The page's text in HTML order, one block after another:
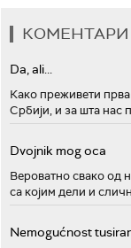
КОМЕНТАРИ
Da, ali...
Како преживети
Србији, и за шта нас
Dvojnik mog oca
Вероватно свако од
са којим дели и
Nemogućnost